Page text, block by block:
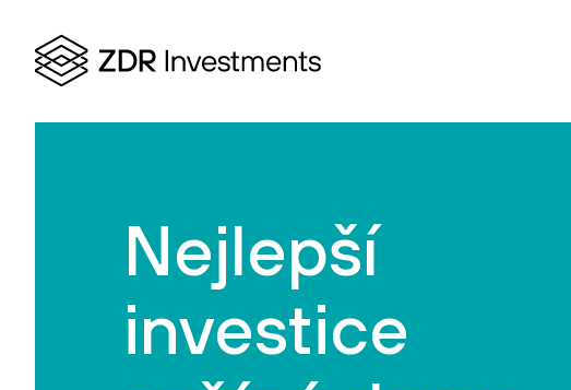
Nejlepší
investice